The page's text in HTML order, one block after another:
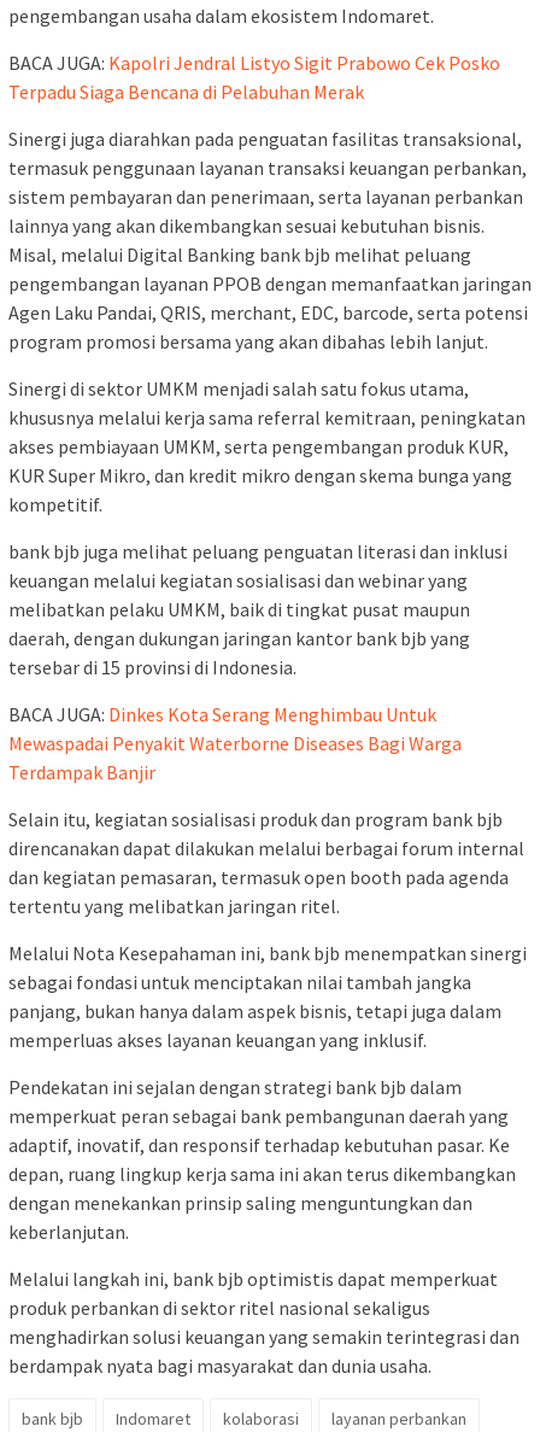
pengembangan usaha dalam ekosistem Indomaret.
BACA JUGA: Kapolri Jendral Listyo Sigit Prabowo Cek Posko
Terpadu Siaga Bencana di Pelabuhan Merak
Sinergi juga diarahkan pada penguatan fasilitas transaksional,
termasuk penggunaan layanan transaksi keuangan perbankan,
sistem pembayaran dan penerimaan, serta layanan perbankan
lainnya yang akan dikembangkan sesuai kebutuhan bisnis.
Misal, melalui Digital Banking bank bjb melihat peluang
pengembangan layanan PPOB dengan memanfaatkan jaringan
Agen Laku Pandai, QRIS, merchant, EDC, barcode, serta potensi
program promosi bersama yang akan dibahas lebih lanjut.
Sinergi di sektor UMKM menjadi salah satu fokus utama,
khususnya melalui kerja sama referral kemitraan, peningkatan
akses pembiayaan UMKM, serta pengembangan produk KUR,
KUR Super Mikro, dan kredit mikro dengan skema bunga yang
kompetitif.
bank bjb juga melihat peluang penguatan literasi dan inklusi
keuangan melalui kegiatan sosialisasi dan webinar yang
melibatkan pelaku UMKM, baik di tingkat pusat maupun
daerah, dengan dukungan jaringan kantor bank bjb yang
tersebar di 15 provinsi di Indonesia.
BACA JUGA: Dinkes Kota Serang Menghimbau Untuk
Mewaspadai Penyakit Waterborne Diseases Bagi Warga
Terdampak Banjir
Selain itu, kegiatan sosialisasi produk dan program bank bjb
direncanakan dapat dilakukan melalui berbagai forum internal
dan kegiatan pemasaran, termasuk open booth pada agenda
tertentu yang melibatkan jaringan ritel.
Melalui Nota Kesepahaman ini, bank bjb menempatkan sinergi
sebagai fondasi untuk menciptakan nilai tambah jangka
panjang, bukan hanya dalam aspek bisnis, tetapi juga dalam
memperluas akses layanan keuangan yang inklusif.
Pendekatan ini sejalan dengan strategi bank bjb dalam
memperkuat peran sebagai bank pembangunan daerah yang
adaptif, inovatif, dan responsif terhadap kebutuhan pasar. Ke
depan, ruang lingkup kerja sama ini akan terus dikembangkan
dengan menekankan prinsip saling menguntungkan dan
keberlanjutan.
Melalui langkah ini, bank bjb optimistis dapat memperkuat
produk perbankan di sektor ritel nasional sekaligus
menghadirkan solusi keuangan yang semakin terintegrasi dan
berdampak nyata bagi masyarakat dan dunia usaha.
bank bjb Indomaret kolaborasi layanan perbankan